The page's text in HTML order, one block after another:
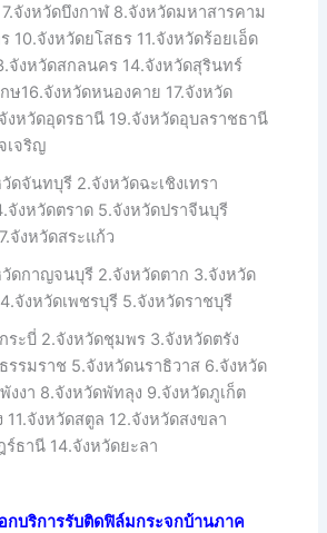
จังหวัดบึงกาฬ 8.จังหวัดมหาสารคาม
10.จังหวัดยโสธร 11.จังหวัดร้อยเอ็ด
จังหวัดสกลนคร 14.จังหวัดสุรินทร์
ษ16.จังหวัดหนองคาย 17.จังหวัด
งหวัดอุดรธานี 19.จังหวัดอุบลราชธานี
เจริญ
ดจันทบุรี 2.จังหวัดฉะเชิงเทรา
จังหวัดตราด 5.จังหวัดปราจีนบุรี
จังหวัดสระแก้ว
ดกาญจนบุรี 2.จังหวัดตาก 3.จังหวัด
จังหวัดเพชรบุรี 5.จังหวัดราชบุรี
ระบี่ 2.จังหวัดชุมพร 3.จังหวัดตรัง
รรมราช 5.จังหวัดนราธิวาส 6.จังหวัด
งงา 8.จังหวัดพัทลุง 9.จังหวัดภูเก็ต
11.จังหวัดสตูล 12.จังหวัดสงขลา
ธานี 14.จังหวัดยะลา
กบริการรับติดฟิล์มกระจกบ้านภาค